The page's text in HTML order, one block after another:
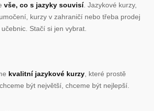
vše, co s jazyky souvisí. Jazykové kurzy,
kurzy v zahraničí nebo třeba prodej
Stačí si jen vybrat.
kvalitní jazykové kurzy , které prostě
být největší, chceme být nejlepší.